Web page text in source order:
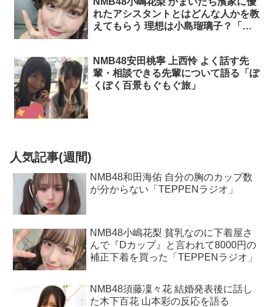
れたアシスタントとはどんな人かを教
えてもらう 理想は小島瑠璃子？「タ
NMB48安田桃寧 上西怜 よく話す先
輩・相談できる先輩について語る「ぽ
くぽく百景もぐもぐ旅」
人気記事(週間)
NMB48和田海佑 自分の胸のカップ数
が分からない「TEPPENラジオ」
NMB48小嶋花梨 貧乳なのに下着屋さ
んで『Dカップ』と言われて8000円の
補正下着を買った「TEPPENラジオ」
NMB48須藤凜々花 結婚発表後に話し
た木下百花 山本彩の反応を語る